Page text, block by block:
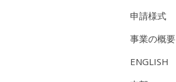
申請様式
事業の概要
ENGLISH